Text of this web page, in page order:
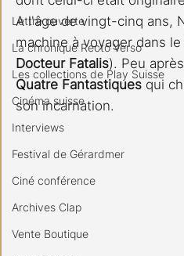
Lettre ouverte
La chronique Recto Verso
Les collections de Play Suisse
Cinéma suisse
Interviews
Festival de Gérardmer
Ciné conférence
Archives Clap
Vente Boutique
A l'âge de vingt-cinq ans,
machine à voyager dans
Docteur Fatalis). Peu
Quatre Fantastiques qui
son incarnation.